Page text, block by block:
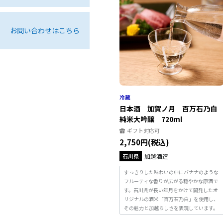
お問い合わせはこちら
日本酒 加賀ノ月 百万石乃
純米大吟醸 720ml
ギフト対応可
2,750円(税込)
石川県 加越酒造
すっきりした味わいの中にバナナのような
フルーティな香りが広がる穏やかな原酒で
す。石川県が長い年月をかけて開発したオ
リジナルの酒米「百万石乃白」を使用し、
その魅力と加越らしさを表現しています。